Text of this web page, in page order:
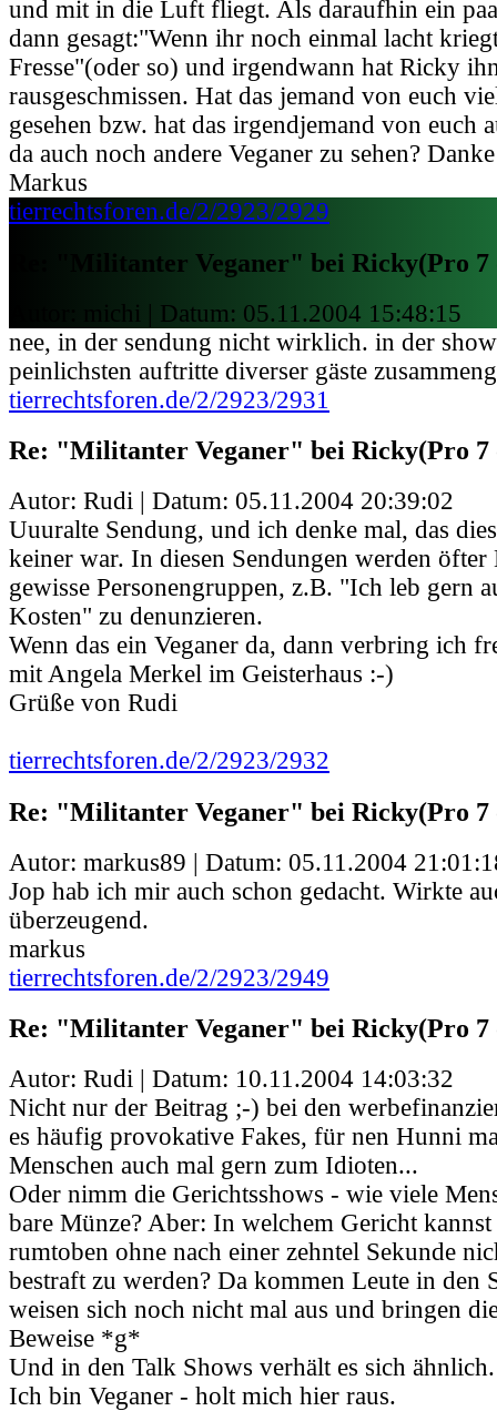
und mit in die Luft fliegt. Als daraufhin ein
dann gesagt:"Wenn ihr noch einmal lacht
Fresse"(oder so) und irgendwann hat Ricky
rausgeschmissen. Hat das jemand von euch
gesehen bzw. hat das irgendjemand von euch
da auch noch andere Veganer zu sehen? Danke
Markus
tierrechtsforen.de/2/2923/2929
Re: "Militanter Veganer" bei Ricky(Pro 7
Autor: michi | Datum: 05.11.2004 15:48:15
nee, in der sendung nicht wirklich. in der
peinlichsten auftritte diverser gäste
tierrechtsforen.de/2/2923/2931
Re: "Militanter Veganer" bei Ricky(Pro 7
Autor: Rudi | Datum: 05.11.2004 20:39:02
Uuuralte Sendung, und ich denke mal, das
keiner war. In diesen Sendungen werden
gewisse Personengruppen, z.B. "Ich leb gern
Kosten" zu denunzieren.
Wenn das ein Veganer da, dann verbring ich
mit Angela Merkel im Geisterhaus :-)
Grüße von Rudi
tierrechtsforen.de/2/2923/2932
Re: "Militanter Veganer" bei Ricky(Pro 7
Autor: markus89 | Datum: 05.11.2004
Jop hab ich mir auch schon gedacht. Wirkte
überzeugend.
markus
tierrechtsforen.de/2/2923/2949
Re: "Militanter Veganer" bei Ricky(Pro 7
Autor: Rudi | Datum: 10.11.2004 14:03:32
Nicht nur der Beitrag ;-) bei den
es häufig provokative Fakes, für nen Hunni
Menschen auch mal gern zum Idioten...
Oder nimm die Gerichtsshows - wie viele
bare Münze? Aber: In welchem Gericht
rumtoben ohne nach einer zehntel Sekunde
bestraft zu werden? Da kommen Leute in den
weisen sich noch nicht mal aus und bringen
Beweise *g*
Und in den Talk Shows verhält es sich ähnlich.
Ich bin Veganer - holt mich hier raus.